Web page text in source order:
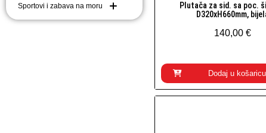
Sportovi i zabava na moru Brzi pogled
Plutača za sid. sa poc.
D320xH660mm,
140,00 €
Dodaj u košaricu